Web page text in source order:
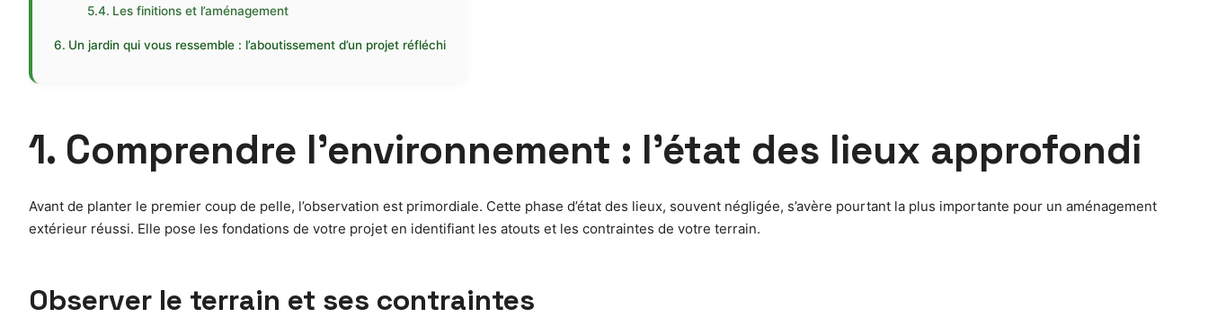
Les finitions et l’aménagement
Un jardin qui vous ressemble : l’aboutissement d’un projet réfléchi
1. Comprendre l’environnement : l’état des lieux approfondi
Avant de planter le premier coup de pelle, l’observation est primordiale. Cette phase d’état des lieux, souvent négligée, s’avère pourtant la plus importante pour un aménagement
extérieur réussi. Elle pose les fondations de votre projet en identifiant les atouts et les contraintes de votre terrain.
Observer le terrain et ses contraintes